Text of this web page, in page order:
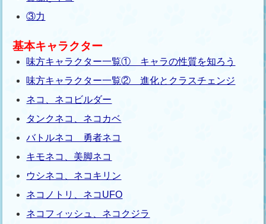
③力
基本キャラクター
味方キャラクター一覧① キャラの性質を知ろう
味方キャラクター一覧② 進化とクラスチェンジ
ネコ、ネコビルダー
タンクネコ、ネコカベ
バトルネコ 勇者ネコ
キモネコ、美脚ネコ
ウシネコ、ネコキリン
ネコノトリ、ネコUFO
ネコフィッシュ、ネコクジラ